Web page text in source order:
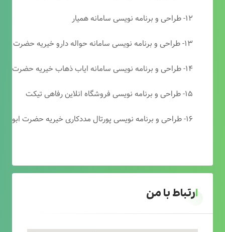
۱۲- طراحی و برنامه نویسی سامانه همیار
۱۳- طراحی و برنامه نویسی سامانه حواله دارو خیریه حضرت ابوالفضل (ع)
۱۴- طراحی و برنامه نویسی سامانه ایاب ذهاب خیریه حضرت ابوالفضل (ع)
۱۵- طراحی و برنامه نویسی فروشگاه انلاین رفاهی تیکت
۱۶- طراحی و برنامه نویسی پورتال مددکاری خیریه حضرت ابوالفضل (ع)
ارتباط با من